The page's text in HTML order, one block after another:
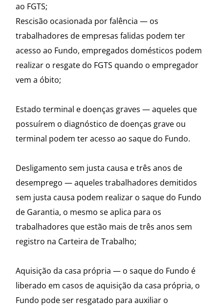
ao FGTS;
Rescisão ocasionada por falência — os
trabalhadores de empresas falidas podem ter
acesso ao Fundo, empregados domésticos podem
realizar o resgate do FGTS quando o empregador
vem a óbito;
Estado terminal e doenças graves — aqueles que
possuírem o diagnóstico de doenças grave ou
terminal podem ter acesso ao saque do Fundo.
Desligamento sem justa causa e três anos de
desemprego — aqueles trabalhadores demitidos
sem justa causa podem realizar o saque do Fundo
de Garantia, o mesmo se aplica para os
trabalhadores que estão mais de três anos sem
registro na Carteira de Trabalho;
Aquisição da casa própria — o saque do Fundo é
liberado em casos de aquisição da casa própria, o
Fundo pode ser resgatado para auxiliar o